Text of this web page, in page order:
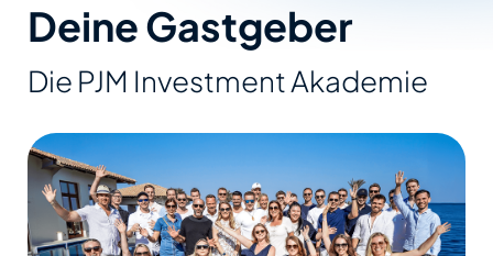
Deine Gastgeber
Die PJM Investment Akademie